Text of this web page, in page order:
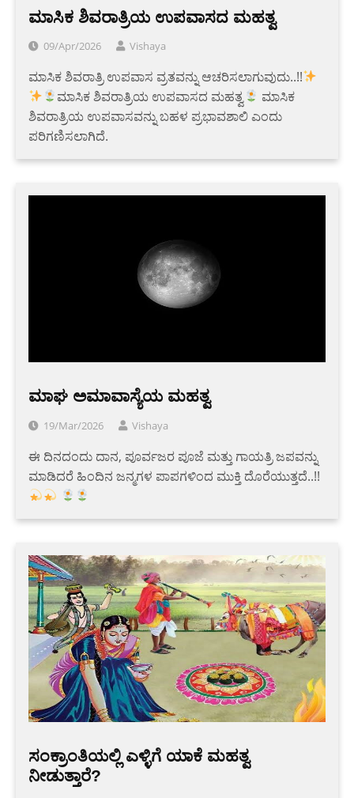
ಮಾಸಿಕ ಶಿವರಾತ್ರಿಯ ಉಪವಾಸದ ಮಹತ್ವ
09/Apr/2026 Vishaya
ಮಾಸಿಕ ಶಿವರಾತ್ರಿ ಉಪವಾಸ ವ್ರತವನ್ನು ಆಚರಿಸಲಾಗುವುದು..!!
ಮಾಸಿಕ ಶಿವರಾತ್ರಿಯ ಉಪವಾಸದ ಮಹತ್ವ
ಮಾಸಿಕ
ಶಿವರಾತ್ರಿಯ ಉಪವಾಸವನ್ನು ಬಹಳ ಪ್ರಭಾವಶಾಲಿ ಎಂದು
ಪರಿಗಣಿಸಲಾಗಿದೆ.
ಮಾಘ ಅಮಾವಾಸ್ಯೆಯ ಮಹತ್ವ
19/Mar/2026 Vishaya
ಈ ದಿನದಂದು ದಾನ, ಪೂರ್ವಜರ ಪೂಜೆ ಮತ್ತು ಗಾಯತ್ರಿ ಜಪವನ್ನು
ಮಾಡಿದರೆ ಹಿಂದಿನ ಜನ್ಮಗಳ ಪಾಪಗಳಿಂದ ಮುಕ್ತಿ ದೊರೆಯುತ್ತದೆ..!!
ಸಂಕ್ರಾಂತಿಯಲ್ಲಿ ಎಳ್ಳಿಗೆ ಯಾಕೆ ಮಹತ್ವ
ನೀಡುತ್ತಾರೆ?